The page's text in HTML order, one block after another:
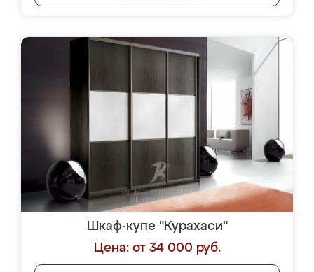
Шкаф-купе "Курахаси"
Цена: от 34 000 руб.